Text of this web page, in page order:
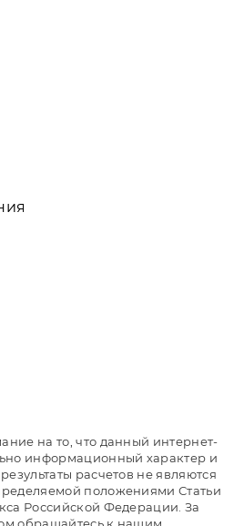
на то, что данный интернет-
информационный характер и
расчетов не являются
положениями Статьи
Российской Федерации. За
обращайтесь к нашим